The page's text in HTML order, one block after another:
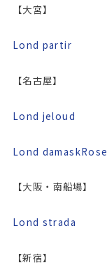
【大宮】
Lond partir
【名古屋】
Lond jeloud
Lond damaskRose
【大阪・南船場】
Lond strada
【新宿】